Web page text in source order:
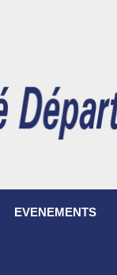
EVENEMENTS